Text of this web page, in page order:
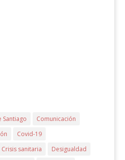
Santiago
Comunicación
Covid-19
Crisis sanitaria
Desigualdad